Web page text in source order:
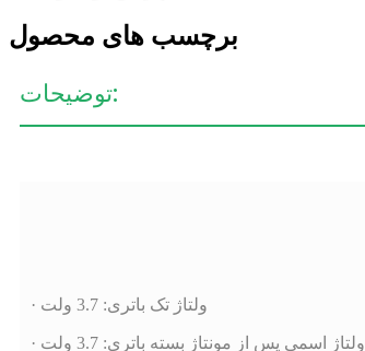
برچسب های محصول
توضیحات:
· ولتاژ تک باتری: 3.7 ولت
· ولتاژ اسمی پس از مونتاژ بسته باتری: 3.7 ولت